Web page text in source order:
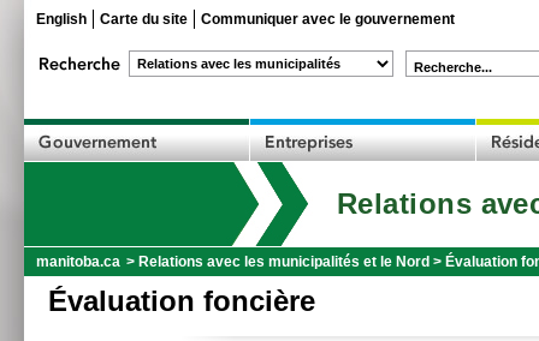
English Carte du site Communiquer avec le gouvernement
Recherche...
Relations
manitoba.ca > Relations avec les municipalités et le Nord > Évaluation
Évaluation foncière